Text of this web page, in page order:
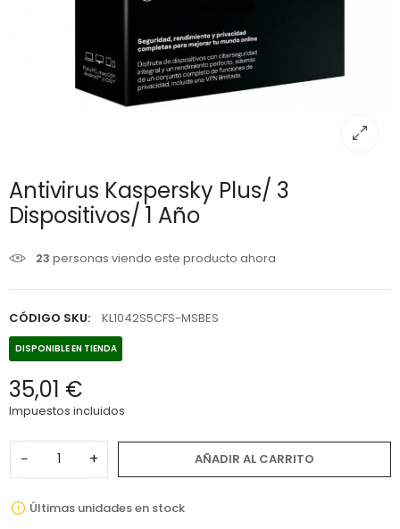
Antivirus Kaspersky Plus/ 3
Dispositivos/ 1 Año
23 personas viendo este producto ahora
CÓDIGO SKU: KL1042S5CFS-MSBES
DISPONIBLE EN TIENDA
35,01 €
Impuestos incluidos
− + AÑADIR AL CARRITO
Últimas unidades en stock